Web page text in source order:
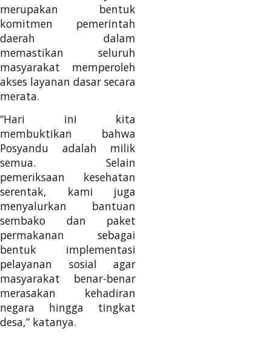
merupakan bentuk
komitmen pemerintah
daerah dalam
memastikan seluruh
masyarakat memperoleh
akses layanan dasar secara
merata.
“Hari ini kita
membuktikan bahwa
Posyandu adalah milik
semua. Selain
pemeriksaan kesehatan
serentak, kami juga
menyalurkan bantuan
sembako dan paket
permakanan sebagai
bentuk implementasi
pelayanan sosial agar
masyarakat benar-benar
merasakan kehadiran
negara hingga tingkat
desa,” katanya.